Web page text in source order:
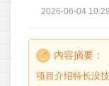
2026-06-04
内容摘要：
项目介绍特长没